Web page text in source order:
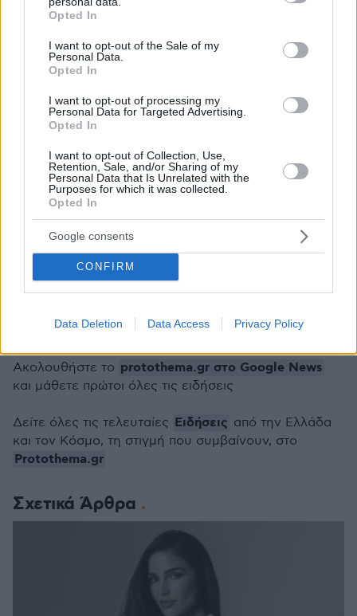
grant or deny consent to Google and its third-party tags to
use your data for below specified purposes in below Google
consent section.
Opted In
I want to opt-out of the Sale of my
Personal Data.
Opted In
I want to opt-out of processing my
Personal Data for Targeted Advertising.
Opted In
I want to opt-out of Collection, Use,
Retention, Sale, and/or Sharing of my
Personal Data that Is Unrelated with the
Purposes for which it was collected.
Opted In
Google consents
CONFIRM
Data Deletion Data Access Privacy Policy
Η Ολίβια Κούλπο και ο Κρίστιαν ΜακΚάφρι
απέκτησαν την πρώτη τους κόρη τον Ιούλιο του
2025. Το ζευγάρι ξεκίνησε τη σχέση του το
2019, αρραβωνιάστηκε το 2023 κατά τη
διάρκεια ταξιδιού στη Γιούτα και παντρεύτηκε
Σχετικά Άρθρα
Ακολουθήστε το protothema.gr στο Google News
και μάθετε πρώτοι όλες τις ειδήσεις
Δείτε όλες τις τελευταίες Ειδήσεις από την Ελλάδα
και τον Κόσμο, τη στιγμή που συμβαίνουν, στο
Protothema.gr